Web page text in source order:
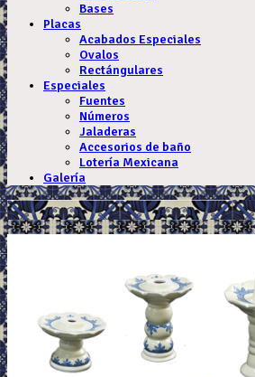
Bases
Placas
Acabados Especiales
Ovalos
Rectángulares
Especiales
Fuentes
Números
Jaladeras
Accesorios de baño
Lotería Mexicana
Galería
.